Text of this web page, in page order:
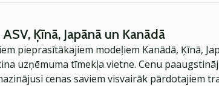
Ķīnā, Japānā un Kanādā
pieprasītākajiem modeļiem Kanādā, Ķīnā,
uzņēmuma tīmekļa vietne. Cenu
cenas saviem visvairāk pārdotajiem